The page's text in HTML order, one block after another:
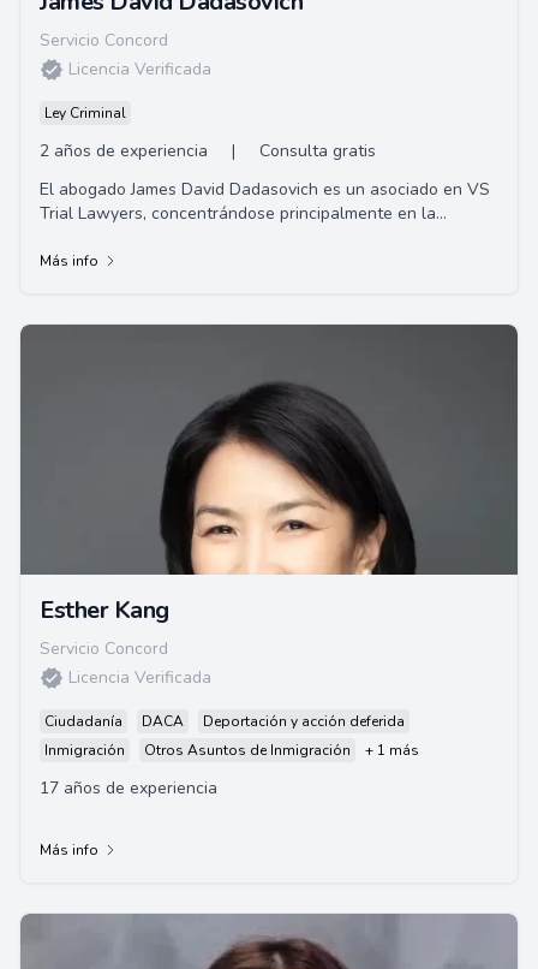
Servicio Concord
Licencia Verificada
Ley Criminal
2 años de experiencia |
Consulta gratis
El abogado James David Dadasovich es un asociado en VS
Trial Lawyers, concentrándose principalmente en la
Más info
Esther Kang
Servicio Concord
Licencia Verificada
Ciudadanía DACA
Deportación y acción deferida
Inmigración
Otros Asuntos de Inmigración + 1 más
17 años de experiencia
Más info